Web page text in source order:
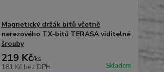
Magnetický držák bitů včetně
nerezového TX-bitů TERASA viditelné
šrouby
219 Kč/ks
181 Kč bez DPH Skladem